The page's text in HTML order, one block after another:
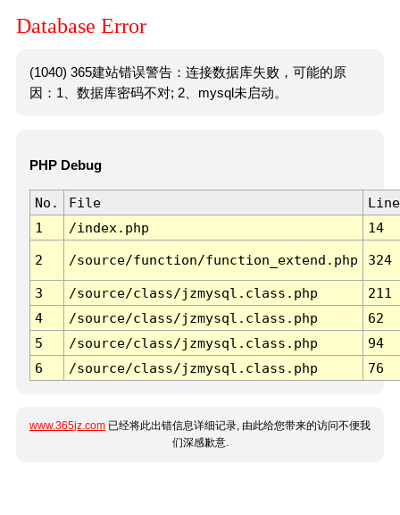
Database Error
(1040) 365建站错误警告：连接数据库失败，可能的原
因：1、数据库密码不对; 2、mysql未启动。
PHP Debug
No. File
Line
1
/index.php 14
2 /source/function/function_extend.php 324
3 /source/class/jzmysql.class.php
211
4
/source/class/jzmysql.class.php
62
5
/source/class/jzmysql.class.php
94
6
/source/class/jzmysql.class.php 76
www.365jz.com 已经将此出错信息详细记录, 由此给您带来的访问不便我
们深感歉意.